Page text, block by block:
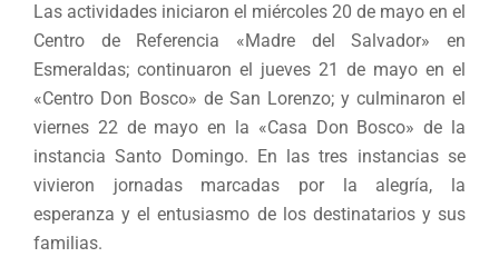
Las actividades iniciaron el miércoles 20 de mayo en el
Centro de Referencia «Madre del Salvador» en
Esmeraldas; continuaron el jueves 21 de mayo en el
«Centro Don Bosco» de San Lorenzo; y culminaron el
viernes 22 de mayo en la «Casa Don Bosco» de la
instancia Santo Domingo. En las tres instancias se
vivieron jornadas marcadas por la alegría, la
esperanza y el entusiasmo de los destinatarios y sus
familias.